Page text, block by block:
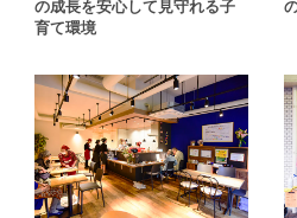
の成長を安心して見守れる子
育て環境